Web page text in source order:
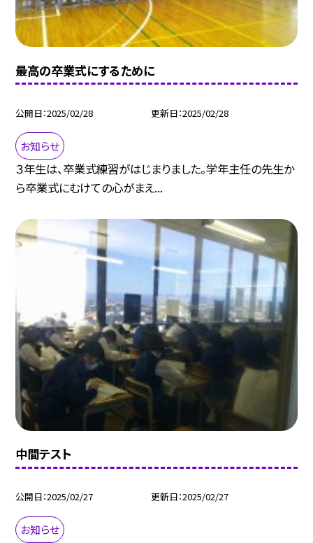
最高の卒業式にするために
公開日 2025/02/28 更新日 2025/02/28
お知らせ
３年生は、卒業式練習がはじまりました。学年主任の先生か
ら卒業式にむけての心がまえ...
中間テスト
公開日 2025/02/27 更新日 2025/02/27
お知らせ